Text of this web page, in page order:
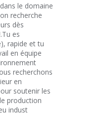
le domaine
recherche
dès
es
rapide et tu
en équipe
recherchons
en
soutenir les
production
indust